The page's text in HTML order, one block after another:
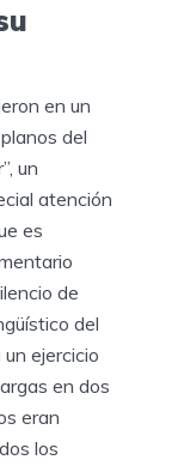
en un
del
un
atención
es
de
del
ejercicio
en dos
eran
los